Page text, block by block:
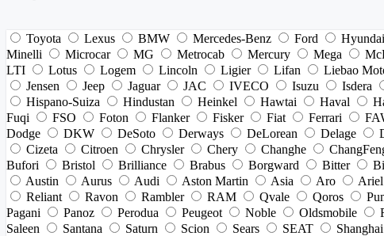
Toyota Lexus BMW Mercedes-Benz Ford Hyundai
Minelli
Microcar MG Metrocab Mercury Mega
LTI
Lotus Logem Lincoln Ligier Lifan Liebao
Jensen
Jeep Jaguar JAC IVECO Isuzu Isdera
Hispano-Suiza
Hindustan Heinkel Hawtai Haval
Fuqi
FSO Foton Flanker Fisker Fiat Ferrari
Dodge
DKW DeSoto Derways DeLorean Delage
Cizeta
Citroen Chrysler Chery Changhe
Bufori
Bristol Brilliance Brabus Borgward Bitter
Austin
Aurus Audi Aston Martin Asia Aro Ariel
Reliant
Ravon Rambler RAM Qvale Qoros
Pagani
Panoz Perodua Peugeot Noble Oldsmobile
Saleen
Santana Saturn Scion Sears SEAT